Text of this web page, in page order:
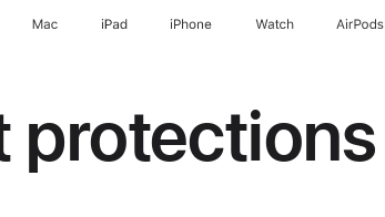
Mac iPad iPhone Watch AirPods
protections